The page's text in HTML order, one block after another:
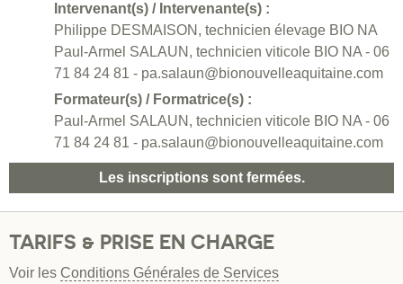
Intervenant(s) / Intervenante(s) :
Philippe DESMAISON, technicien élevage BIO NA
Paul-Armel SALAUN, technicien viticole BIO NA - 06
71 84 24 81 - pa.salaun@bionouvelleaquitaine.com
Formateur(s) / Formatrice(s) :
Paul-Armel SALAUN, technicien viticole BIO NA - 06
71 84 24 81 - pa.salaun@bionouvelleaquitaine.com
Les inscriptions sont fermées.
TARIFS & PRISE EN CHARGE
Voir les Conditions Générales de Services